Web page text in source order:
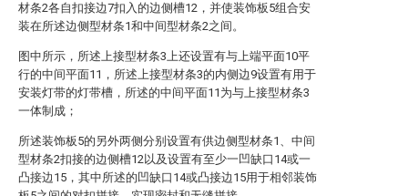
材条2各自扣接边7扣入的边侧槽12，并使装饰板5组合安
装在所述边侧型材条1和中间型材条2之间。
图中所示，所述上接型材条3上还设置有与上端平面10平
行的中间平面11，所述上接型材条3的内侧边9设置有用于
安装灯带的灯带槽，所述的中间平面11为与上接型材条3
一体制成；
所述装饰板5的另外两侧分别设置有供边侧型材条1、中间
型材条2扣接的边侧槽12以及设置有至少一凹缺口14或一
凸接边15，其中所述的凹缺口14或凸接边15用于相邻装饰